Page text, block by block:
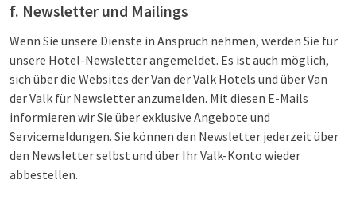
f. Newsletter und Mailings
Wenn Sie unsere Dienste in Anspruch nehmen, werden Sie für
unsere Hotel-Newsletter angemeldet. Es ist auch möglich,
sich über die Websites der Van der Valk Hotels und über Van
der Valk für Newsletter anzumelden. Mit diesen E-Mails
informieren wir Sie über exklusive Angebote und
Servicemeldungen. Sie können den Newsletter jederzeit über
den Newsletter selbst und über Ihr Valk-Konto wieder
abbestellen.